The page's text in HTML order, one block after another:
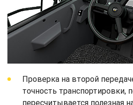
Проверка на второй
точность транспортировки,
пересчитывается полезная